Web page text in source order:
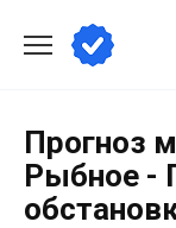
содержанию
Прогноз
Рыбное -